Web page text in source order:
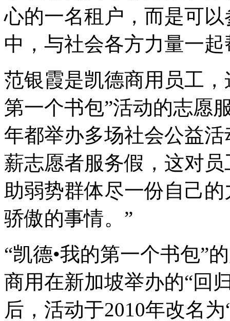
心的一名租户，而是可
中，与社会各方力量一
范银霞是凯德商用员工
第一个书包”活动的志愿
年都举办多场社会公益
薪志愿者服务假，这对
助弱势群体尽一份自己
骄傲的事情。”
“凯德•我的第一个书包”
商用在新加坡举办的“回
后，活动于2010年改名